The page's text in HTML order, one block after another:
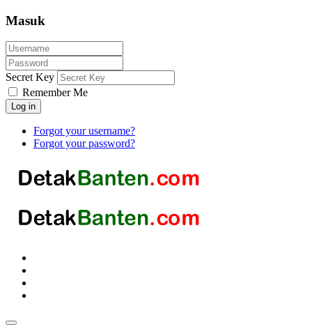
Masuk
Secret Key
Remember Me
Log in
Forgot your username?
Forgot your password?